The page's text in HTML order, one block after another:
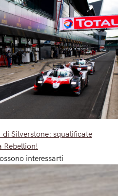
di Silverstone: squalificate
Rebellion!
interessarti